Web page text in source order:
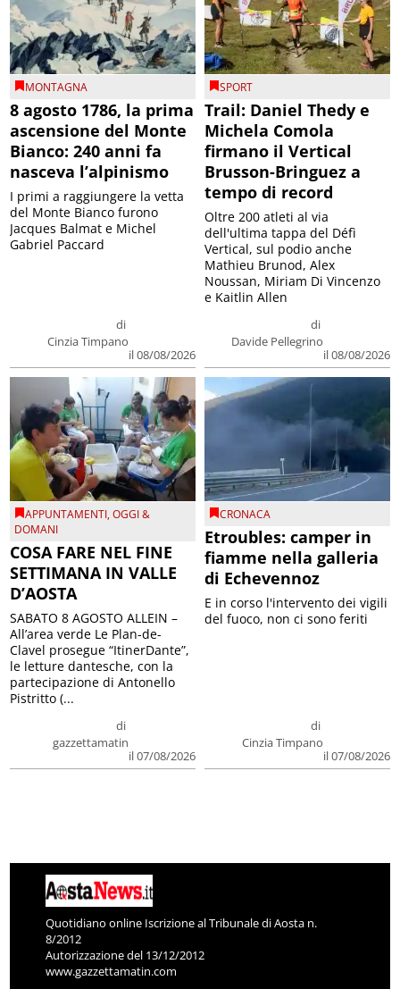
MONTAGNA
8 agosto 1786, la prima
ascensione del Monte
Bianco: 240 anni fa
nasceva l’alpinismo
di
Cinzia Timpano
il 08/08/2026
I primi a raggiungere la vetta
del Monte Bianco furono
Jacques Balmat e Michel
Gabriel Paccard
SPORT
Trail: Daniel Thedy e
Michela Comola
firmano il Vertical
Brusson-Bringuez a
tempo di record
di
Davide Pellegrino
il 08/08/2026
Oltre 200 atleti al via
dell'ultima tappa del Défì
Vertical, sul podio anche
Mathieu Brunod, Alex
Noussan, Miriam Di Vincenzo
e Kaitlin Allen
APPUNTAMENTI,OGGI &
DOMANI
COSA FARE NEL FINE
SETTIMANA IN VALLE
D’AOSTA
di
gazzettamatin
il 07/08/2026
SABATO 8 AGOSTO ALLEIN –
All’area verde Le Plan-de-
Clavel prosegue “ItinerDante”,
le letture dantesche, con la
partecipazione di Antonello
Pistritto (...
CRONACA
Etroubles: camper in
fiamme nella galleria
di Echevennoz
di
Cinzia Timpano
il 07/08/2026
E in corso l'intervento dei vigili
del fuoco, non ci sono feriti
Quotidiano online Iscrizione al Tribunale di Aosta n.
8/2012
Autorizzazione del 13/12/2012
www.gazzettamatin.com